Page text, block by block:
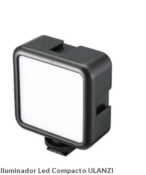
Iluminador Led Compacto ULANZI